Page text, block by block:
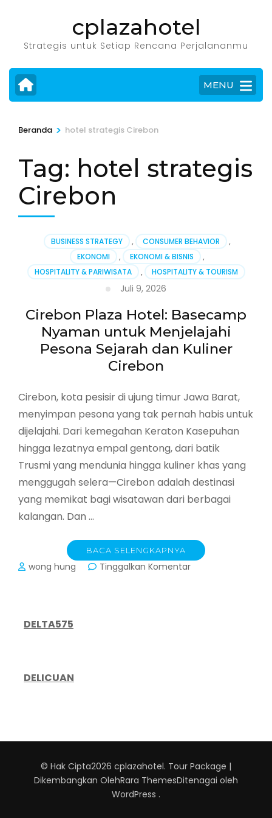
konten
Enter)
cplazahotel
Strategis untuk Setiap Rencana Perjalananmu
MENU
Beranda > hotel strategis Cirebon
Tag: hotel strategis
Cirebon
BUSINESS STRATEGY , CONSUMER BEHAVIOR
,
EKONOMI
, EKONOMI & BISNIS
,
HOSPITALITY & PARIWISATA
, HOSPITALITY & TOURISM
Juli 9, 2026
Cirebon Plaza Hotel: Basecamp
Nyaman untuk Menjelajahi
Pesona Sejarah dan Kuliner
Cirebon
Cirebon, kota pesisir di ujung timur Jawa Barat,
menyimpan pesona yang tak pernah habis untuk
dijelajahi. Dari kemegahan Keraton Kasepuhan
hingga lezatnya empal gentong, dari batik
Trusmi yang mendunia hingga kuliner khas yang
menggugah selera—Cirebon adalah destinasi
yang memikat bagi wisatawan dari berbagai
kalangan. Dan …
BACA SELENGKAPNYA
wong hung Tinggalkan Komentarpada
DELTA575
DELICUAN
© Hak Cipta2026 cplazahotel. Tour Package |
Dikembangkan OlehRara ThemesDitenagai oleh
WordPress .